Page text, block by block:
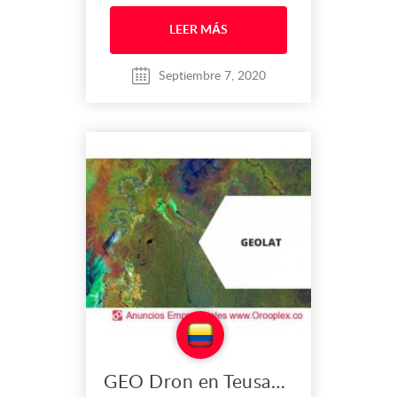
estratégica le permite recibir
visitantes de diferentes lugares y
por esta razón of...
LEER MÁS
Septiembre 7, 2020
GEO Dron en Teusaquillo